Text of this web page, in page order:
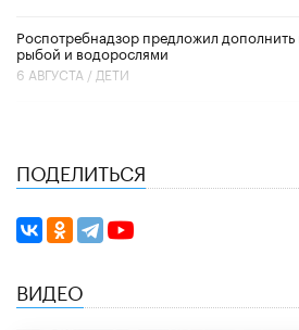
Роспотребнадзор предложил
рыбой и водорослями
6 АВГУСТА / ДЕТИ
ПОДЕЛИТЬСЯ
ВИДЕО